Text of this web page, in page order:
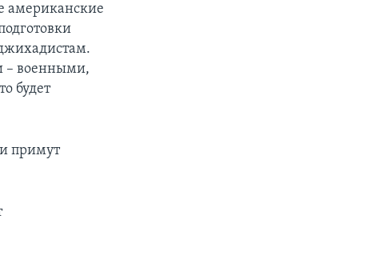
американские
– военными,
будет
примут